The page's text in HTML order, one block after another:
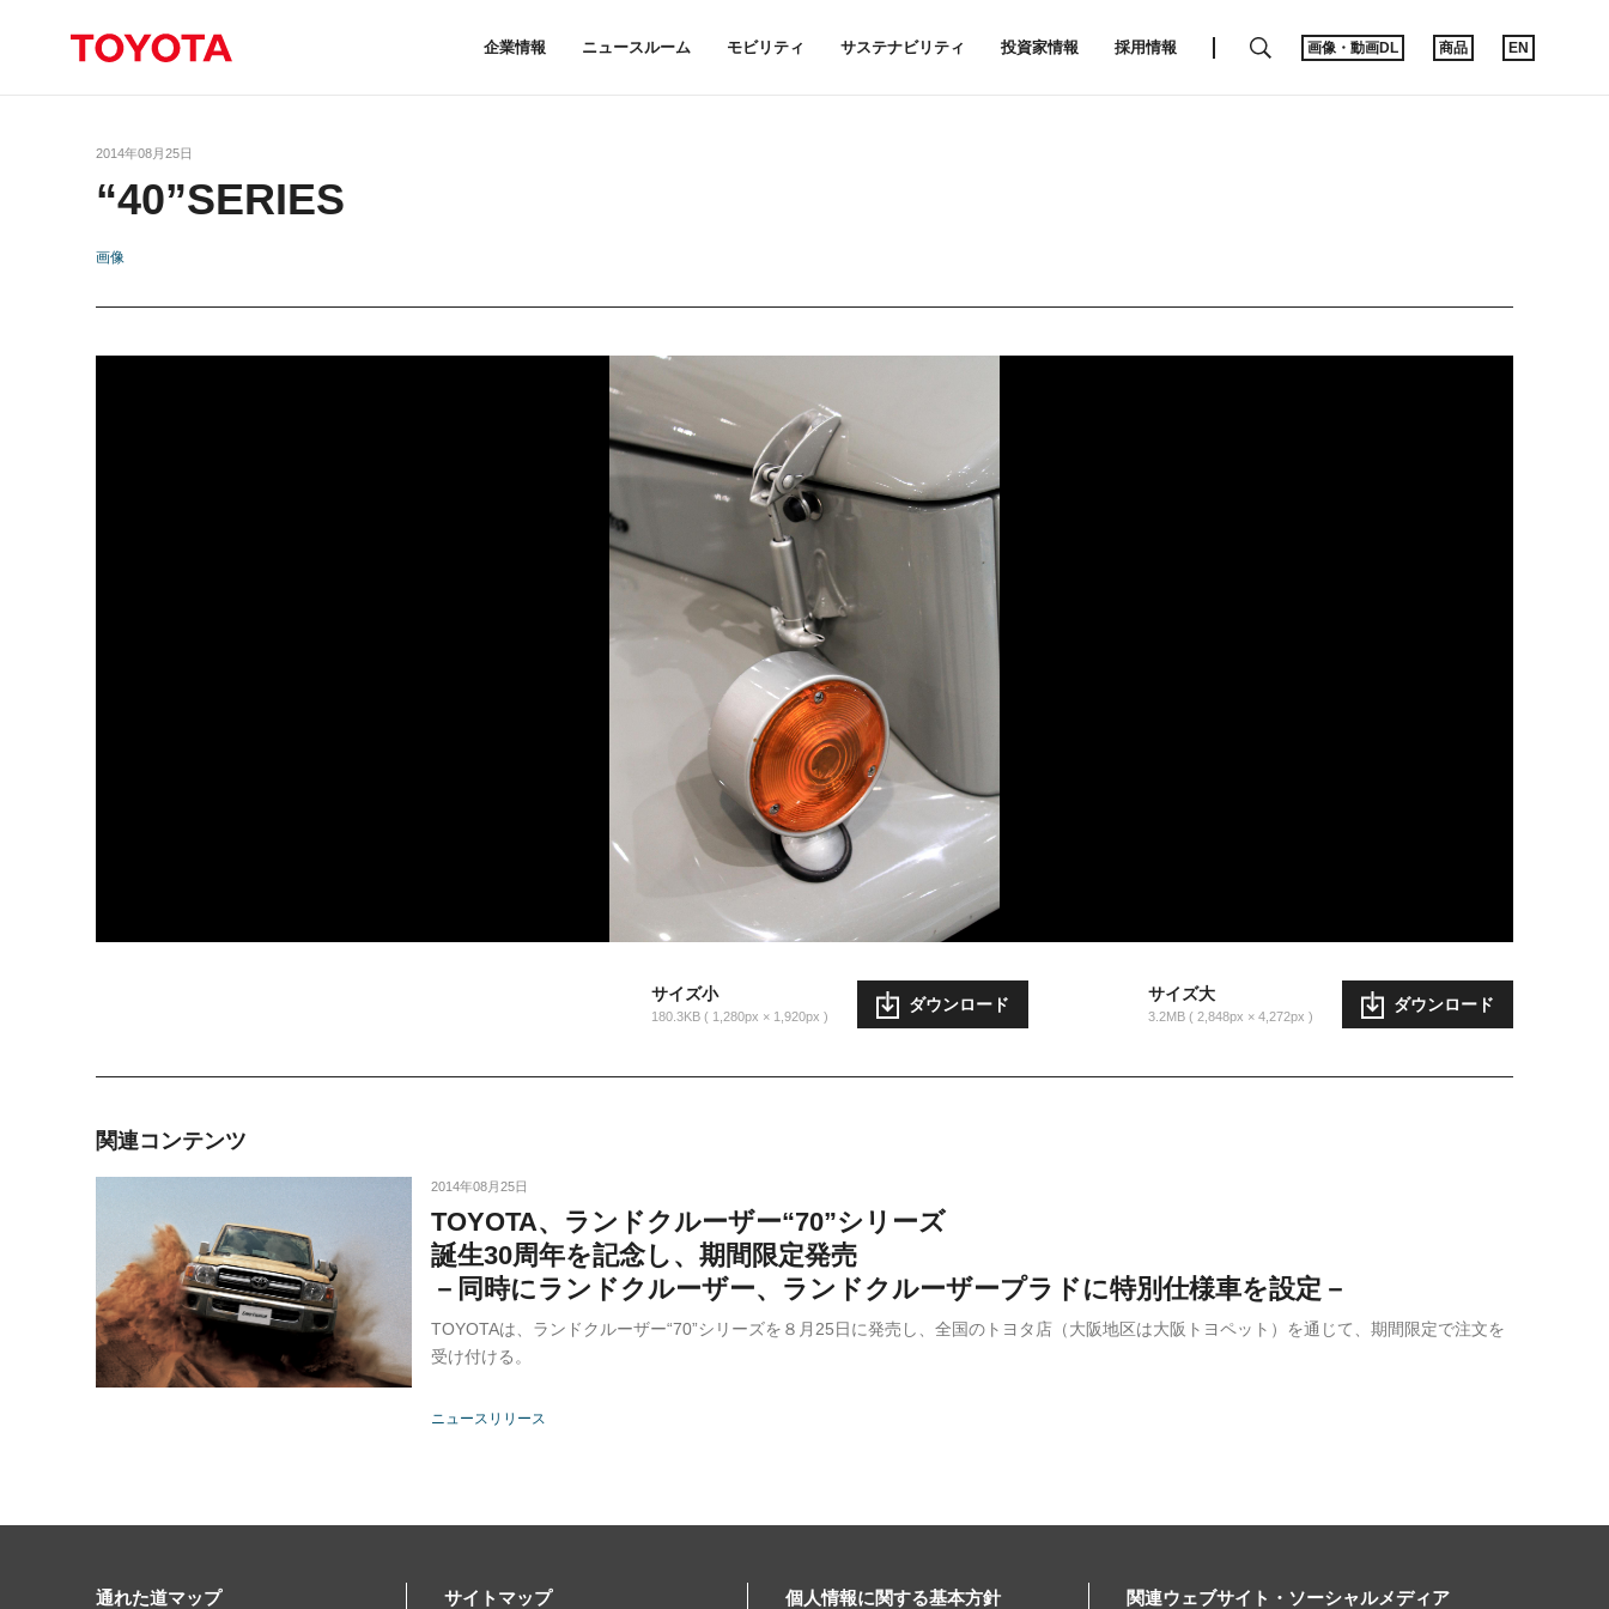
企業情報 ニュースルーム モビリティ サステナビリティ 投資家情報 採用情報 SEARCH画像・動画DL 商品 EN
2014年08月25日
“40”SERIES
画像
サイズ小
180.3KB 1,280px × 1,920px
ダウンロード
サイズ大
3.2MB 2,848px × 4,272px
ダウンロード
関連コンテンツ
2014年08月25日
TOYOTA、ランドクルーザー“70”シリーズ
誕生30周年を記念し、期間限定発売
－同時にランドクルーザー、ランドクルーザープラドに特別仕様車を設定－
TOYOTAは、ランドクルーザー“70”シリーズを８月25日に発売し、全国のトヨタ店（大阪地区は大阪トヨペット）を通じて、期間限定で注文を
受け付ける。
ニュースリリース
通れた道マップ サイトマップ 個人情報に関する基本方針 関連ウェブサイト・ソーシャルメディア